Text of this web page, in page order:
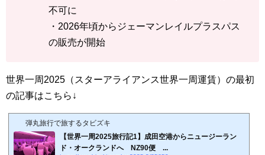
不可に
・2026年頃からジェーマンレイルプラスパス
の販売が開始
世界一周2025（スターアライアンス世界一周運賃）の最初
の記事はこちら↓
弾丸旅行で旅するタビズキ
【世界一周2025旅行記1】成田空港からニュージーラン
ド・オークランドへ NZ90便 ...